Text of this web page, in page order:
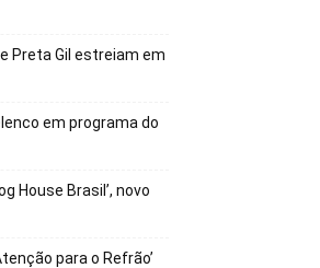
Preta Gil estreiam em
em programa do
House Brasil’, novo
para o Refrão’